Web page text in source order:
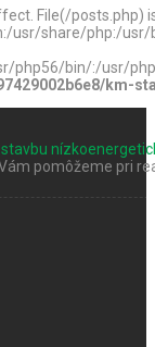
File(/posts.php)
share/php:/
php56/bin/:/usr/
km-
stavbu
pomôžeme pri